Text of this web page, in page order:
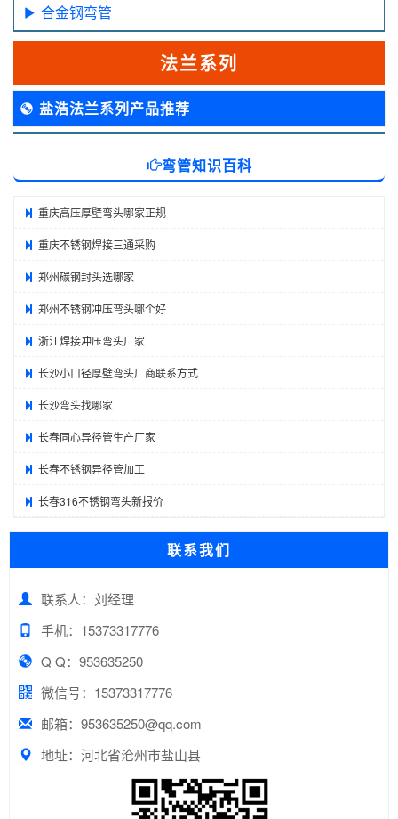
合金钢弯管
法兰系列
盐浩法兰系列产品推荐
弯管知识百科
重庆高压厚壁弯头哪家正规
重庆不锈钢焊接三通采购
郑州碳钢封头选哪家
郑州不锈钢冲压弯头哪个好
浙江焊接冲压弯头厂家
长沙小口径厚壁弯头厂商联系方式
长沙弯头找哪家
长春同心异径管生产厂家
长春不锈钢异径管加工
长春316不锈钢弯头新报价
联系我们
联系人：刘经理
手机：15373317776
Q Q：953635250
微信号：15373317776
邮箱：953635250@qq.com
地址：河北省沧州市盐山县